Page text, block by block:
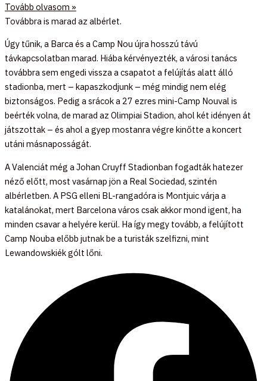
Tovább olvasom »
Továbbra is marad az albérlet.
Úgy tűnik, a Barca és a Camp Nou újra hosszú távú
távkapcsolatban marad. Hiába kérvényezték, a városi tanács
továbbra sem engedi vissza a csapatot a felújítás alatt álló
stadionba, mert – kapaszkodjunk – még mindig nem elég
biztonságos. Pedig a srácok a 27 ezres mini-Camp Nouval is
beérték volna, de marad az Olimpiai Stadion, ahol két idényen át
játszottak – és ahol a gyep mostanra végre kinőtte a koncert
utáni másnaposságát.
A Valenciát még a Johan Cruyff Stadionban fogadták hatezer
néző előtt, most vasárnap jön a Real Sociedad, szintén
albérletben. A PSG elleni BL-rangadóra is Montjuic várja a
katalánokat, mert Barcelona város csak akkor mond igent, ha
minden csavar a helyére kerül. Ha így megy tovább, a felújított
Camp Nouba előbb jutnak be a turisták szelfizni, mint
Lewandowskiék gólt lőni.